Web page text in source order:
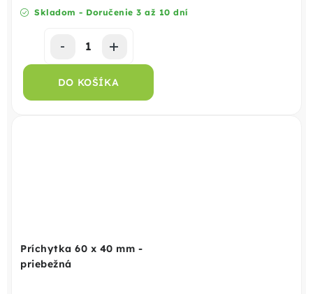
Skladom - Doručenie 3 až 10 dní
DO KOŠÍKA
Príchytka 60 x 40 mm -
priebežná